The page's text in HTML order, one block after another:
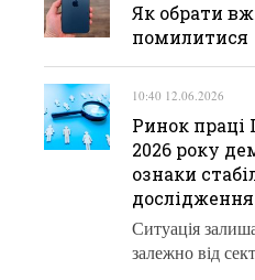
Як обрати
помилитися
10:40 12.06.2026
Ринок праці
2026 року
ознаки
дослідження
Ситуація
залежно від